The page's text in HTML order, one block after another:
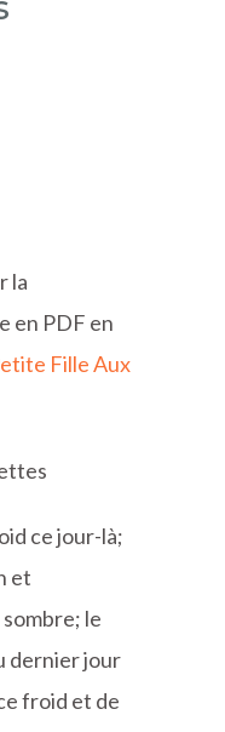
la
en PDF en
Fille Aux
ce jour-là;
et
le
dernier jour
froid et de